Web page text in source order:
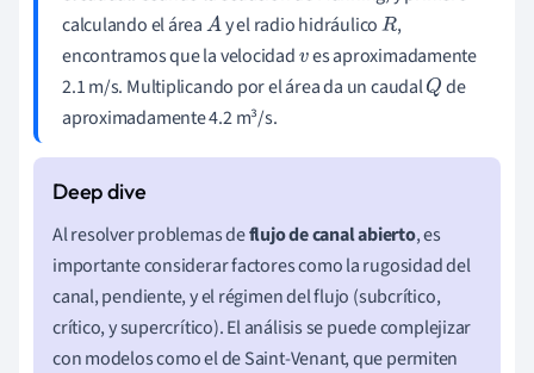
calculando el áreaA y el radio hidráulicoR ,
encontramos que la velocidadv es aproximadamente
2.1 m/s. Multiplicando por el área da un caudalQ de
aproximadamente 4.2 m³/s.
Al resolver problemas deflujo de canal abierto, es
importante considerar factores como la rugosidad del
canal, pendiente, y el régimen del flujo (subcrítico,
crítico, y supercrítico). El análisis se puede complejizar
con modelos como el de Saint-Venant, que permiten